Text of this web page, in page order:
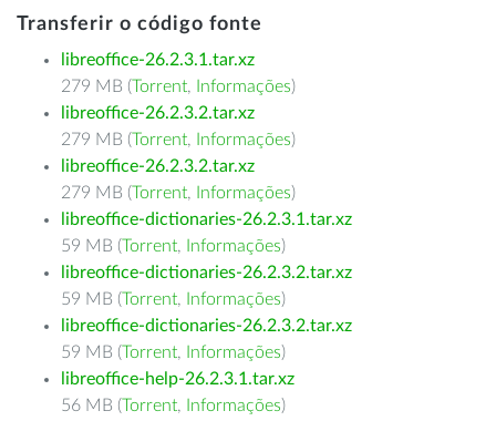
Transferir o código fonte
libreoffice-26.2.3.1.tar.xz
279 MB (Torrent, Informações)
libreoffice-26.2.3.2.tar.xz
279 MB (Torrent, Informações)
libreoffice-26.2.3.2.tar.xz
279 MB (Torrent, Informações)
libreoffice-dictionaries-26.2.3.1.tar.xz
59 MB (Torrent, Informações)
libreoffice-dictionaries-26.2.3.2.tar.xz
59 MB (Torrent, Informações)
libreoffice-dictionaries-26.2.3.2.tar.xz
59 MB (Torrent, Informações)
libreoffice-help-26.2.3.1.tar.xz
56 MB (Torrent, Informações)